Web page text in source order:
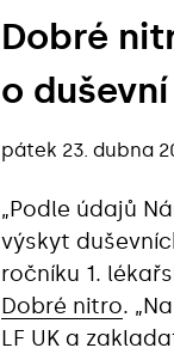
Dobré
o
pátek 23. dubna
„Podle údajů
výskyt
ročníku 1.
Dobré nitro.
LF UK a